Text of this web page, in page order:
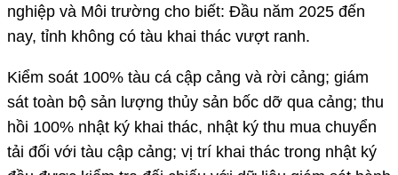
nghiệp và Môi trường cho biết: Đầu năm 2025 đến
nay, tỉnh không có tàu khai thác vượt ranh.
Kiểm soát 100% tàu cá cập cảng và rời cảng; giám
sát toàn bộ sản lượng thủy sản bốc dỡ qua cảng; thu
hồi 100% nhật ký khai thác, nhật ký thu mua chuyển
tải đối với tàu cập cảng; vị trí khai thác trong nhật ký